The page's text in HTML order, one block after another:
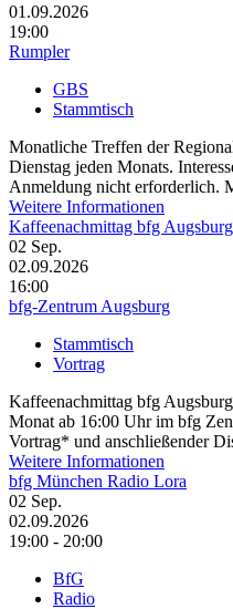
01.09.2026
19:00
Rumpler
GBS
Stammtisch
Monatliche Treffen der
Dienstag jeden Monats.
Anmeldung nicht erforderlich.
Weitere Informationen
Kaffeenachmittag bfg Augsburg
02 Sep.
02.09.2026
16:00
bfg-Zentrum Augsburg
Stammtisch
Vortrag
Kaffeenachmittag bfg
Monat ab 16:00 Uhr im bfg
Vortrag* und anschließender
Weitere Informationen
bfg München Radio Lora
02 Sep.
02.09.2026
19:00 - 20:00
BfG
Radio